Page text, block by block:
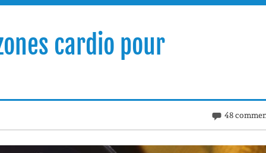
cardio pour
48